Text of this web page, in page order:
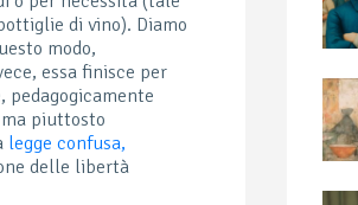
di vino). Diamo
modo,
essa finisce per
pedagogicamente
piuttosto
legge confusa,
delle libertà